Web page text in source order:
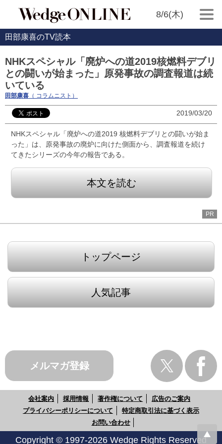
8/6(木)
田部康喜のTV読本
NHKスペシャル「廃炉への道2019核燃料デブリ
との闘いが始まった」原発事故の調査報道は続
いている
田部康喜 （ コラムニスト）
2019/03/20
NHKスペシャル「廃炉への道2019 核燃料デブリとの闘いが始ま
った」は、原発事故の廃炉に向けた側面から、調査報道を続け
てきたシリーズの今年の報告である。
本文を読む
PR
トップページ
人気記事
メルマガ登録
会社案内 採用情報 著作権について
広告のご案内
プライバシーポリシーについて
特定商取引法に基づく表示
お問い合わせ
Copyright © 1997-2026 Wedge Rights Reserved